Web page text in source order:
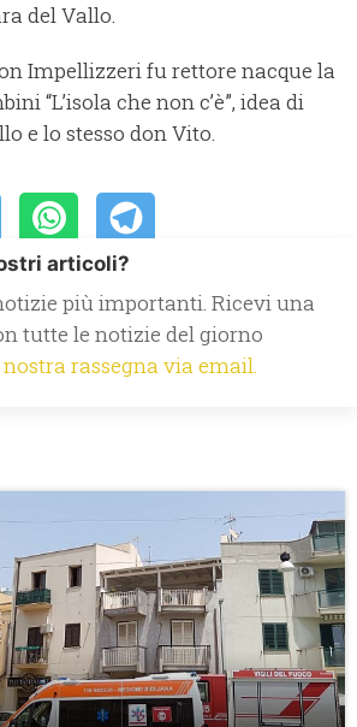
del Vallo.
Impellizzeri fu rettore nacque la
“L’isola che non c’è”, idea di
e lo stesso don Vito.
articoli?
più importanti. Ricevi una
tutte le notizie del giorno
rassegna via email.